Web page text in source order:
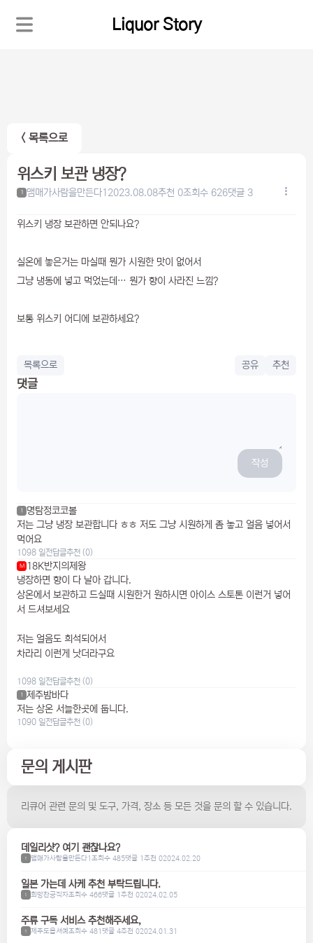
Liquor Story
< 목록으로
위스키 보관 냉장?
1 맴매가사람을만든다1 2023.08.08추천 0조회수 626댓글 3
위스키 냉장 보관하면 안되나요?
실온에 놓은거는 마실때 뭔가 시원한 맛이 없어서
그냥 냉동에 넣고 먹었는데… 뭔가 향이 사라진 느낌?
보통 위스키 어디에 보관하세요?
목록으로 공유 추천
댓글
작성
1
명탐정코코볼
저는 그냥 냉장 보관합니다 ㅎㅎ 저도 그냥 시원하게 좀 놓고 얼음 넣어서
먹어요
1098 일전답글추천 (0)
M
18K반지의제왕
냉장하면 향이 다 날아 갑니다.
상온에서 보관하고 드실때 시원한거 원하시면 아이스 스토톤 이런거 넣어
서 드셔보세요
저는 얼음도 희석되어서
차라리 이런게 낫더라구요
1098 일전답글추천 (0)
1
제주밤바다
저는 상온 서늘한곳에 둡니다.
1090 일전답글추천 (0)
문의 게시판
리큐어 관련 문의 및 도구, 가격, 장소 등 모든 것을 문의 할 수 있습니다.
데일리샷? 여기 괜찮나요?
1 맴매가사람을만든다1조회수 485댓글 1추천 02024.02.20
일본 가는데 사케 추천 부탁드립니다.
1 희망찬공직자조회수 466댓글 1추천 02024.02.05
주류 구독 서비스 추천해주세요,
1 제주도옵셔예 조회수 481댓글 4추천 02024.01.31